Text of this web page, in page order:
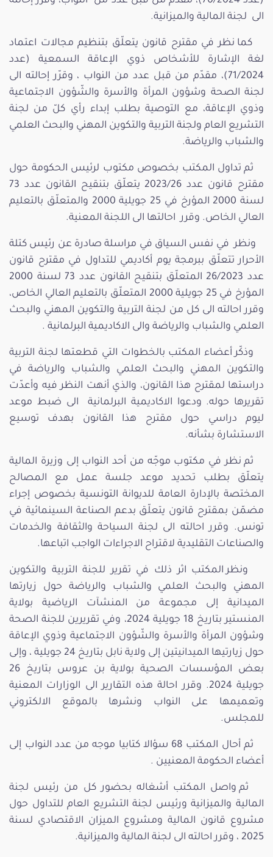
الى لجنة المالية والميزانية.
كما نظر في مقترح قانون يتعلّق بتنظيم مجالات اعتماد
لغة الإشارة للأشخاص ذوي الإعاقة السمعية (عدد
71/2024)، مقدّم من قبل عدد من النواب ، وقرّر إحالته الى
لجنة الصحة وشؤون المرأة والأسرة والشّؤون الاجتماعية
وذوي الإعاقة، مع التوصية بطلب إبداء رأي كلّ من لجنة
التشريع العام ولجنة التربية والتكوين المهني والبحث العلمي
والشباب والرياضة.
ثم تداول المكتب بخصوص مكتوب لرئيس الحكومة حول
مقترح قانون عدد 2023/26 يتعلّق بتنقيح القانون عدد 73
لسنة 2000 المؤرخ في 25 جويلية 2000 والمتعلّق بالتعليم
العالي الخاص. وقرر احالتها الى اللجنة المعنية.
ونظر في نفس السياق في مراسلة صادرة عن رئيس كتلة
الأحرار تتعلّق ببرمجة يوم أكاديمي للتداول في مقترح قانون
عدد 26/2023 المتعلّق بتنقيح القانون عدد 73 لسنة 2000
المؤرخ في 25 جويلية 2000 المتعلّق بالتعليم العالي الخاص،
وقرر احالته الى كل من لجنة التربية والتكوين المهني والبحث
العلمي والشباب والرياضة والى الاكاديمية البرلمانية .
وذكّر أعضاء المكتب بالخطوات التي قطعتها لجنة التربية
والتكوين المهني والبحث العلمي والشباب والرياضة في
دراستها لمقترح هذا القانون، والذي أنهت النظر فيه وأعدّت
تقريرها حوله. ودعوا الاكاديمية البرلمانية الى ضبط موعد
ليوم دراسي حول مقترح هذا القانون بهدف توسيع
الاستشارة بشأنه.
ثم نظر في مكتوب موجّه من أحد النواب إلى وزيرة المالية
يتعلّق بطلب تحديد موعد جلسة عمل مع المصالح
المختصة بالإدارة العامة للديوانة التونسية بخصوص إجراء
مضمّن بمقترح قانون يتعلّق بدعم الصناعة السينمائية في
تونس. وقرر احالته الى لجنة السياحة والثقافة والخدمات
والصناعات التقليدية لاقتراح الاجراءات الواجب اتباعها.
ونظر المكتب اثر ذلك في تقرير للجنة التربية والتكوين
المهني والبحث العلمي والشباب والرياضة حول زيارتها
الميدانية إلى مجموعة من المنشآت الرياضية بولاية
المنستير بتاريخ 18 جويلية 2024، وفي تقريرين للجنة الصحة
وشؤون المرأة والأسرة والشّؤون الاجتماعية وذوي الإعاقة
حول زيارتيها الميدانيتين إلى ولاية نابل بتاريخ 24 جويلية ، وإلى
بعض المؤسسات الصحية بولاية بن عروس بتاريخ 26
جويلية 2024. وقرر احالة هذه التقارير الى الوزارات المعنية
وتعميمها على النواب ونشرها بالموقع الالكتروني
للمجلس.
ثم أحال المكتب 68 سؤالا كتابيا موجه من عدد النواب إلى
أعضاء الحكومة المعنيين .
ثم واصل المكتب أشغاله بحضور كل من رئيس لجنة
المالية والميزانية ورئيس لجنة التشريع العام للتداول حول
مشروع قانون المالية ومشروع الميزان الاقتصادي لسنة
2025 ، وقرر احالته الى لجنة المالية والميزانية.